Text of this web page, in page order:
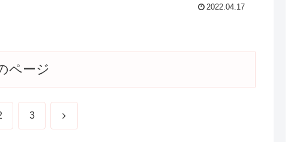
2022.04.17
ページ
3 次